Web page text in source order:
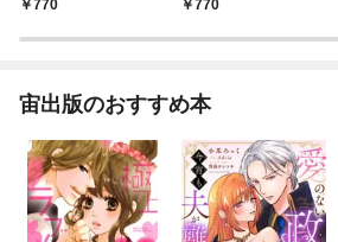
770
770
宙出版のおすすめ本